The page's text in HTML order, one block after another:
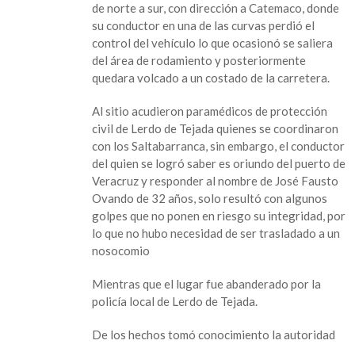
de norte a sur, con dirección a Catemaco, donde
su conductor en una de las curvas perdió el
control del vehículo lo que ocasionó se saliera
del área de rodamiento y posteriormente
quedara volcado a un costado de la carretera.
Al sitio acudieron paramédicos de protección
civil de Lerdo de Tejada quienes se coordinaron
con los Saltabarranca, sin embargo, el conductor
del quien se logró saber es oriundo del puerto de
Veracruz y responder al nombre de José Fausto
Ovando de 32 años, solo resultó con algunos
golpes que no ponen en riesgo su integridad, por
lo que no hubo necesidad de ser trasladado a un
nosocomio
Mientras que el lugar fue abanderado por la
policía local de Lerdo de Tejada.
De los hechos tomó conocimiento la autoridad